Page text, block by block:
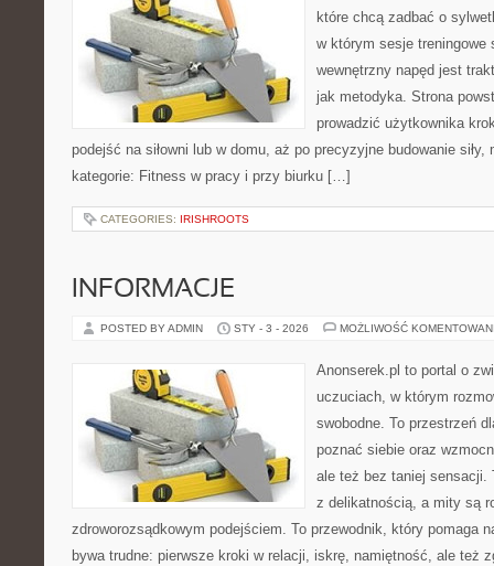
które chcą zadbać o
w którym sesje
wewnętrzny napęd jest
jak metodyka. Strona
prowadzić użytkownika
podejść na siłowni lub w domu, aż po precyzyjne budowanie
kategorie: Fitness w pracy i przy biurku […]
CATEGORIES: IRISHROOTS
INFORMACJE
POSTED BY ADMIN STY - 3 - 2026 MOŻLIWOŚĆ
Anonserek.pl to portal o
uczuciach, w którym
swobodne. To przestrzeń
poznać siebie oraz
ale też bez taniej sensacji.
z delikatnością, a mity są
zdroworozsądkowym podejściem. To przewodnik, który pomaga
bywa trudne: pierwsze kroki w relacji, iskrę, namiętność, ale też